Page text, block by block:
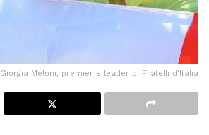
Giorgia Meloni, premier e leader di Fratelli d'Italia